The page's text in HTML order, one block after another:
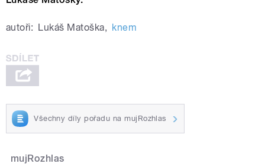
autoři: Lukáš Matoška, knem
Všechny díly pořadu na mujRozhlas
mujRozhlas